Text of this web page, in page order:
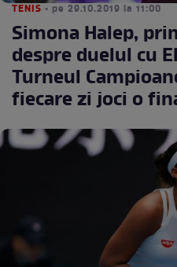
TENIS • pe 29.10.2019 la 11:00
Simona Halep,
despre duelul cu
Turneul
fiecare zi joci o